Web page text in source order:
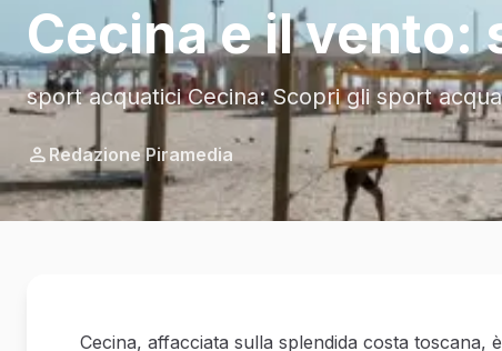
Cecina e il
sport acquatici Cecina: Scopri gli sport
Redazione Piramedia
Cecina, affacciata sulla splendida costa toscana,